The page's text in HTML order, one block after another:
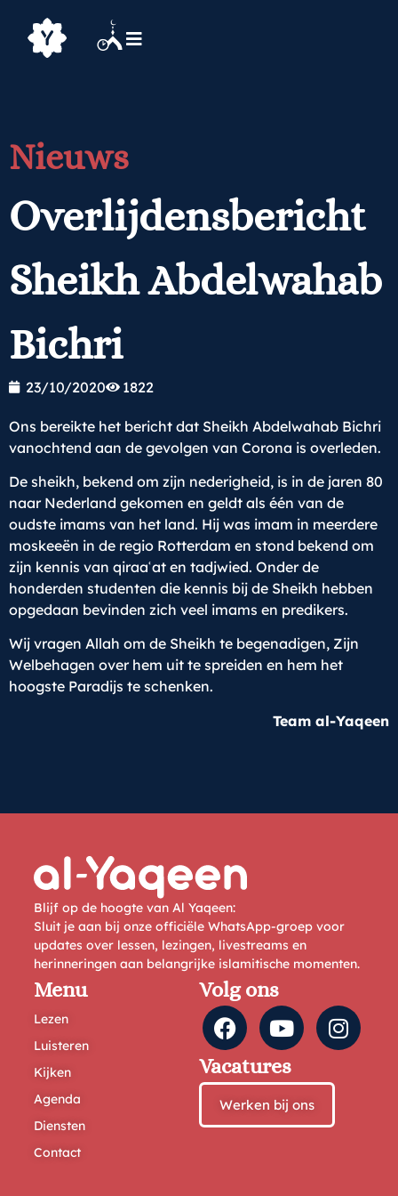
Nieuws
Overlijdensbericht
Sheikh Abdelwahab
Bichri
23/10/2020 1822
Ons bereikte het bericht dat Sheikh Abdelwahab Bichri
vanochtend aan de gevolgen van Corona is overleden.
De sheikh, bekend om zijn nederigheid, is in de jaren 80
naar Nederland gekomen en geldt als één van de
oudste imams van het land. Hij was imam in meerdere
moskeeën in de regio Rotterdam en stond bekend om
zijn kennis van qiraaʿat en tadjwied. Onder de
honderden studenten die kennis bij de Sheikh hebben
opgedaan bevinden zich veel imams en predikers.
Wij vragen Allah om de Sheikh te begenadigen, Zijn
Welbehagen over hem uit te spreiden en hem het
hoogste Paradijs te schenken.
Team al-Yaqeen
Blijf op de hoogte van Al Yaqeen:
Sluit je aan bij onze officiële WhatsApp-groep voor
updates over lessen, lezingen, livestreams en
herinneringen aan belangrijke islamitische momenten.
Menu
Lezen
Luisteren
Kijken
Agenda
Diensten
Contact
Volg ons
Vacatures
Werken bij ons